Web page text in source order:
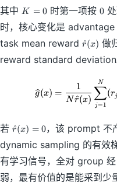
_i
_i
S
_i
其中 K
0
K = 0 时第一项按0
0
时，核心变化是
task mean reward \
a
r
}
x
)
r
^(x) 做
reward standard deviation
g(x) =
Nr
^(x)
1
j=1
∑
N
(rj
若 \
a
t
r
r
^(x) = 0，该 prompt 不
dynamic sampling 的有效
有学习信号，全对 group
弱，最有价值的是能采到少